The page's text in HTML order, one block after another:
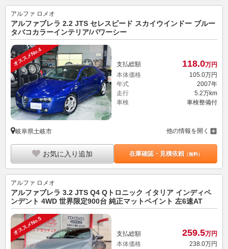
アルファ ロメオ
アルファブレラ 2.2 JTS セレスピード スカイウインドー ブルー
タバコカラーインテリア/パワーシー
オススメNo.4 支払総額 118.0万円
本体価格
105. 0万円
年式
2007年
走行
5.2万km
車検
車検整備付
岐阜県土岐市 他の情報を開く
お気に入り追加 在庫確認・見積依頼（無料）
アルファ ロメオ
アルファブレラ 3.2 JTS Q4 Qトロニック イタリア インディペ
ンデント 4WD 世界限定900台 純正マットペイント 左6速AT
オススメNo.5 支払総額 259.5万円
本体価格
238.0万円